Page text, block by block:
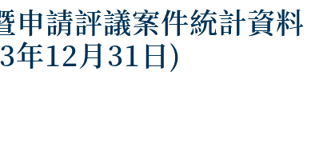
申請評議案件統計資料
年12月31日)